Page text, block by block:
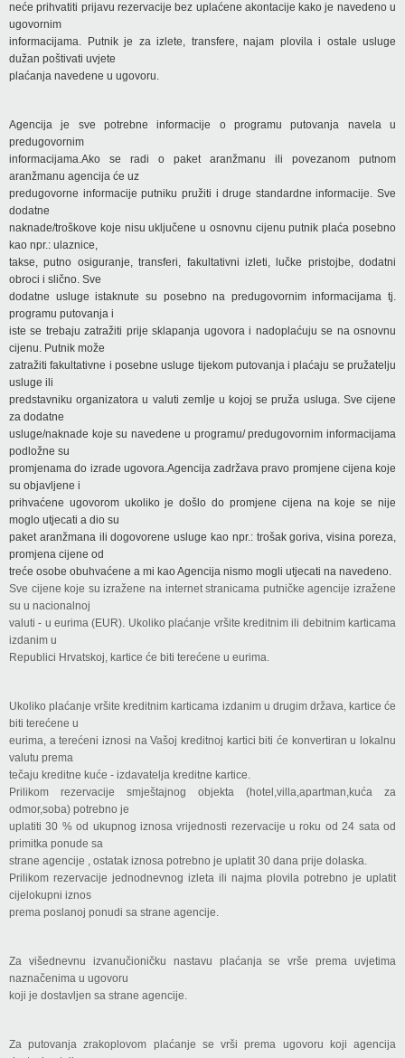
neće prihvatiti prijavu rezervacije bez uplaćene akontacije kako je navedeno u
ugovornim
informacijama. Putnik je za izlete, transfere, najam plovila i ostale usluge
dužan poštivati uvjete
plaćanja navedene u ugovoru.
Agencija je sve potrebne informacije o programu putovanja navela u
predugovornim
informacijama.Ako se radi o paket aranžmanu ili povezanom putnom
aranžmanu agencija će uz
predugovorne informacije putniku pružiti i druge standardne informacije. Sve
dodatne
naknade/troškove koje nisu uključene u osnovnu cijenu putnik plaća posebno
kao npr.: ulaznice,
takse, putno osiguranje, transferi, fakultativni izleti, lučke pristojbe, dodatni
obroci i slično. Sve
dodatne usluge istaknute su posebno na predugovornim informacijama tj.
programu putovanja i
iste se trebaju zatražiti prije sklapanja ugovora i nadoplaćuju se na osnovnu
cijenu. Putnik može
zatražiti fakultativne i posebne usluge tijekom putovanja i plaćaju se pružatelju
usluge ili
predstavniku organizatora u valuti zemlje u kojoj se pruža usluga. Sve cijene
za dodatne
usluge/naknade koje su navedene u programu/ predugovornim informacijama
podložne su
promjenama do izrade ugovora.Agencija zadržava pravo promjene cijena koje
su objavljene i
prihvaćene ugovorom ukoliko je došlo do promjene cijena na koje se nije
moglo utjecati a dio su
paket aranžmana ili dogovorene usluge kao npr.: trošak goriva, visina poreza,
promjena cijene od
treće osobe obuhvaćene a mi kao Agencija nismo mogli utjecati na navedeno.
Sve cijene koje su izražene na internet stranicama putničke agencije izražene
su u nacionalnoj
valuti - u eurima (EUR). Ukoliko plaćanje vršite kreditnim ili debitnim karticama
izdanim u
Republici Hrvatskoj, kartice će biti terećene u eurima.
Ukoliko plaćanje vršite kreditnim karticama izdanim u drugim država, kartice će
biti terećene u
eurima, a terećeni iznosi na Vašoj kreditnoj kartici biti će konvertiran u lokalnu
valutu prema
tečaju kreditne kuće - izdavatelja kreditne kartice.
Prilikom rezervacije smještajnog objekta (hotel,villa,apartman,kuća za
odmor,soba) potrebno je
uplatiti 30 % od ukupnog iznosa vrijednosti rezervacije u roku od 24 sata od
primitka ponude sa
strane agencije , ostatak iznosa potrebno je uplatit 30 dana prije dolaska.
Prilikom rezervacije jednodnevnog izleta ili najma plovila potrebno je uplatit
cijelokupni iznos
prema poslanoj ponudi sa strane agencije.
Za višednevnu izvanučioničku nastavu plaćanja se vrše prema uvjetima
naznačenima u ugovoru
koji je dostavljen sa strane agencije.
Za putovanja zrakoplovom plaćanje se vrši prema ugovoru koji agencija